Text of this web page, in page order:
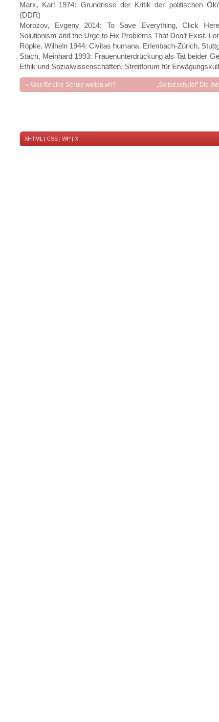
Marx, Karl 1974: Grundrisse der Kritik der politischen
(DDR)
Morozov, Evgeny 2014: To Save Everything, Click
Solutionism and the Urge to Fix Problems That Don’t Exist.
Röpke, Wilheln 1944: Civitas humana. Erlenbach-Zürich,
Stach, Meinhard 1993: Frauenunterdrückung als Tat beider
Ethik und Sozialwissenschaften. Streitforum für
« Was für eine Schule wollen wir? „Selbst schuld!” Die
XHTML | CSS | WP | X